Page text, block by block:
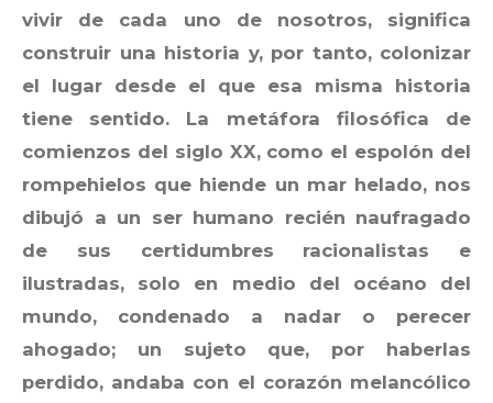
vivir de cada uno de nosotros, significa
construir una historia y, por tanto, colonizar
el lugar desde el que esa misma historia
tiene sentido. La metáfora filosófica de
comienzos del siglo XX, como el espolón del
rompehielos que hiende un mar helado, nos
dibujó a un ser humano recién naufragado
de sus certidumbres racionalistas e
ilustradas, solo en medio del océano del
mundo, condenado a nadar o perecer
ahogado; un sujeto que, por haberlas
perdido, andaba con el corazón melancólico